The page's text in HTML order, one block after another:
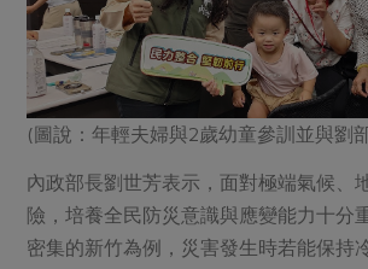
最新產品
優惠專區
樂齡友善
養身食補
節慶大餐
高麗菜海鮮煎餅
典藏閱覽室
媒體報導
下載專區
活動報下載
(圖說：年輕夫婦與2歲幼童參訓並與劉
內政部長劉世芳表示，面對極端氣候、
險，培養全民防災意識與應變能力十分
密集的新竹為例，災害發生時若能保持